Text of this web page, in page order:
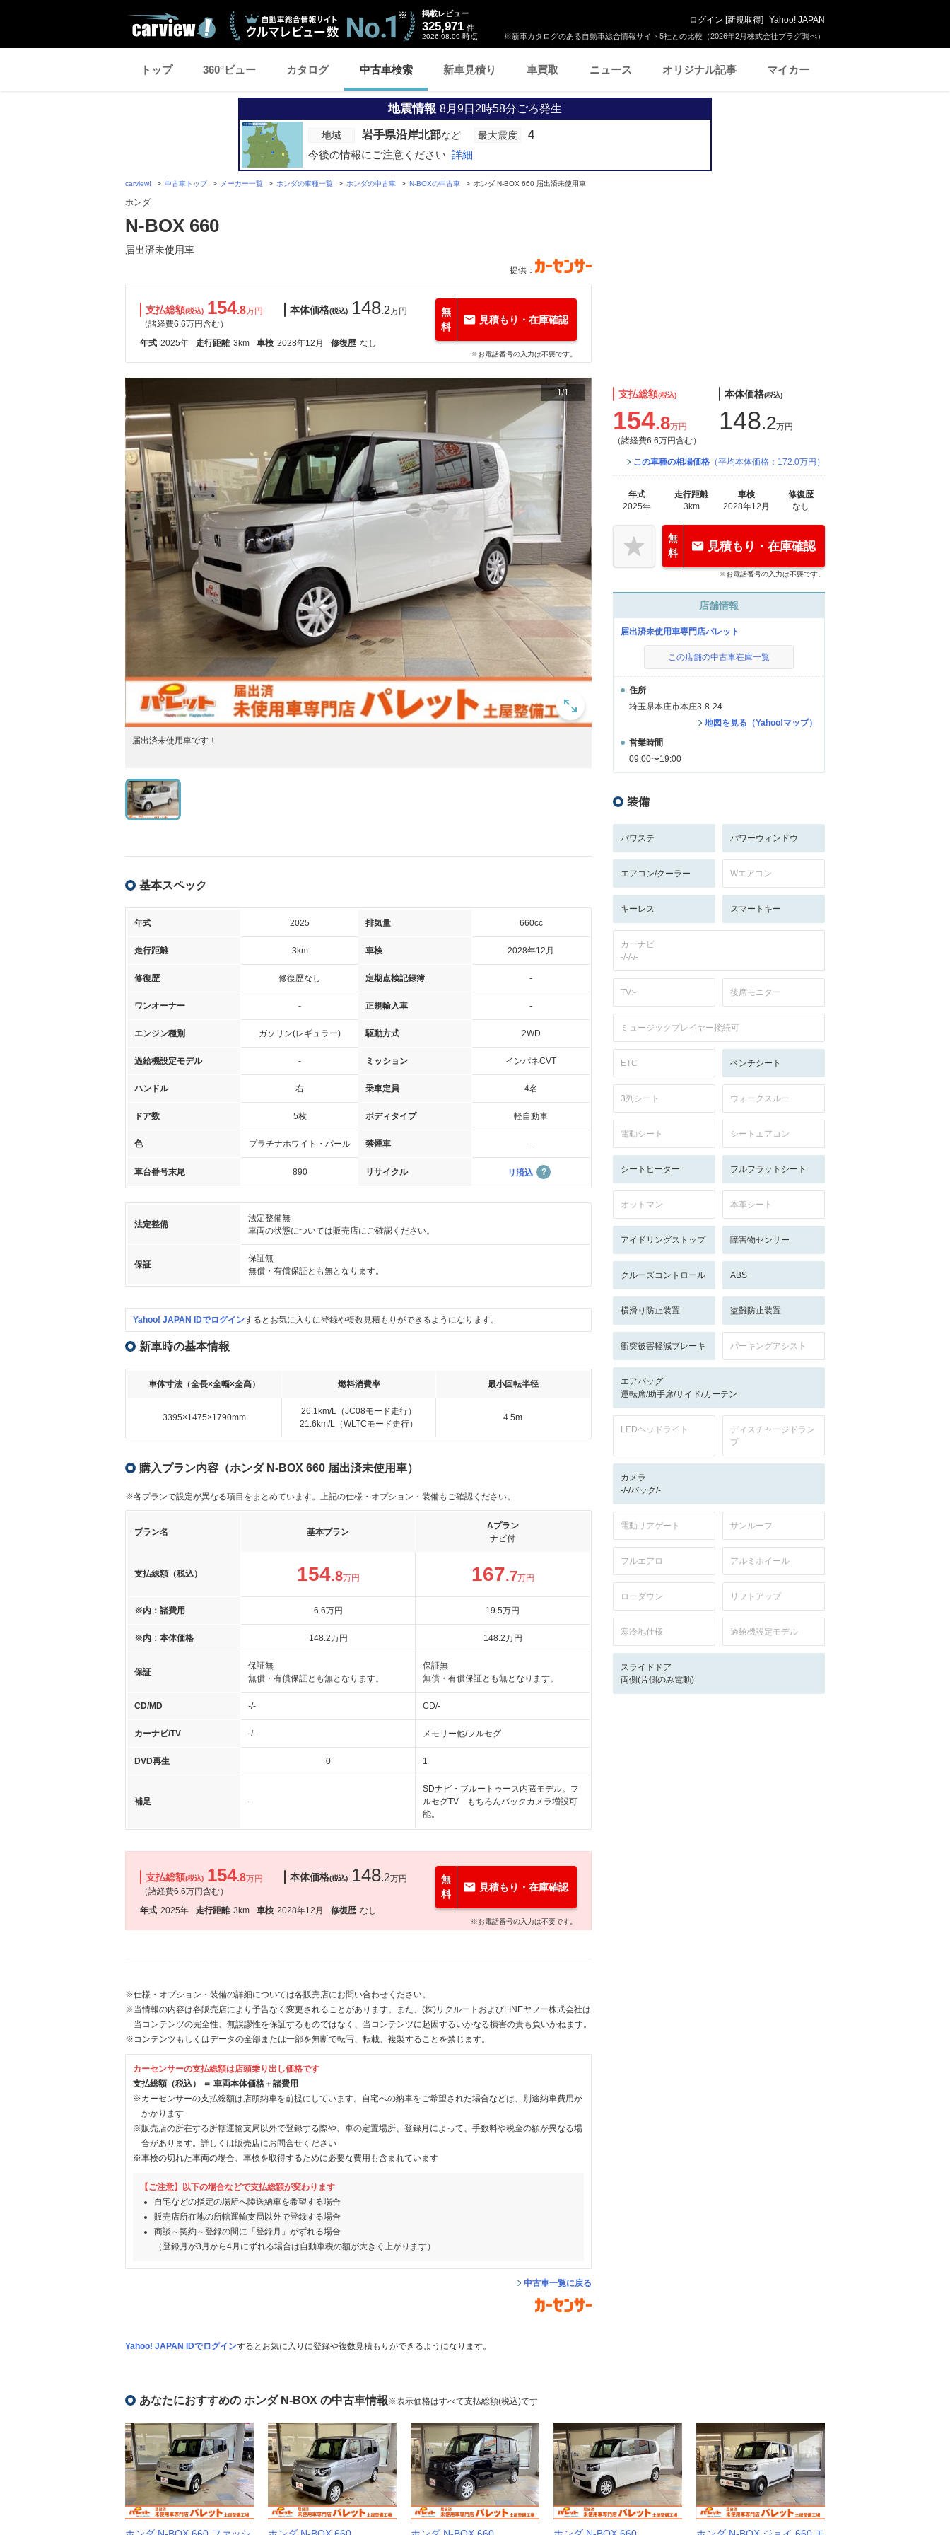
※新車カタログのある自動車総合情報サイト5社との比較（2026年2月株式会社プラグ調べ）
掲載レビュー
325,971 件
2026.08.09 時点
ログイン [新規取得] Yahoo! JAPAN
トップ 360°ビュー カタログ 中古車検索 新車見積り 車買取 ニュース オリジナル記事 マイカー
地震情報 8月9日2時58分ごろ発生
地域 岩手県沿岸北部など 最大震度
4
今後の情報にご注意ください 詳細
carview! 中古車トップ メーカー一覧 ホンダの車種一覧 ホンダの中古車 N-BOXの中古車 ホンダ N-BOX 660 届出済未使用車
ホンダ
N-BOX 660
届出済未使用車
提供：
支払総額(税込) 154.8万円
（諸経費6.6万円含む）
本体価格(税込) 148.2万円
年式 2025年 走行距離 3km 車検 2028年12月 修復歴 なし
無
料
見積もり・在庫確認
※お電話番号の入力は不要です。
1/1
届出済未使用車です！
基本スペック
年式 2025 排気量 660cc
走行距離 3km 車検 2028年12月
修復歴 修復歴なし 定期点検記録簿 -
ワンオーナー - 正規輸入車 -
エンジン種別 ガソリン(レギュラー) 駆動方式 2WD
過給機設定モデル - ミッション インパネCVT
ハンドル 右 乗車定員 4名
ドア数 5枚 ボディタイプ 軽自動車
色 プラチナホワイト・パール 禁煙車 -
車台番号末尾 890 リサイクル リ済込
法定整備
法定整備無
車両の状態については販売店にご確認ください。
保証
保証無
無償・有償保証とも無となります。
Yahoo! JAPAN IDでログインするとお気に入りに登録や複数見積もりができるようになります。
新車時の基本情報
車体寸法（全長×全幅×全高） 燃料消費率 最小回転半径
3395×1475×1790mm
26.1km/L（JC08モード走行）
21.6km/L（WLTCモード走行）
4.5m
購入プラン内容（ホンダ N-BOX 660 届出済未使用車）
※各プランで設定が異なる項目をまとめています。上記の仕様・オプション・装備もご確認ください。
プラン名 基本プラン
Aプラン
ナビ付
支払総額（税込） 154.8万円 167.7万円
※内：諸費用 6.6万円 19.5万円
※内：本体価格 148.2万円 148.2万円
保証
保証無
無償・有償保証とも無となります。
保証無
無償・有償保証とも無となります。
CD/MD -/- CD/-
カーナビ/TV -/- メモリー他/フルセグ
DVD再生 0 1
補足 -
SDナビ・ブルートゥース内蔵モデル。フ
ルセグTV もちろんバックカメラ増設可
能。
支払総額(税込) 154.8万円
（諸経費6.6万円含む）
本体価格(税込) 148.2万円
年式 2025年 走行距離 3km 車検 2028年12月 修復歴 なし
無
料
見積もり・在庫確認
※お電話番号の入力は不要です。
※仕様・オプション・装備の詳細については各販売店にお問い合わせください。
※当情報の内容は各販売店により予告なく変更されることがあります。また、(株)リクルートおよびLINEヤフー株式会社は
当コンテンツの完全性、無誤謬性を保証するものではなく、当コンテンツに起因するいかなる損害の責も負いかねます。
※コンテンツもしくはデータの全部または一部を無断で転写、転載、複製することを禁じます。
カーセンサーの支払総額は店頭乗り出し価格です
支払総額（税込） ＝ 車両本体価格＋諸費用
※カーセンサーの支払総額は店頭納車を前提にしています。自宅への納車をご希望された場合などは、別途納車費用が
かかります
※販売店の所在する所轄運輸支局以外で登録する際や、車の定置場所、登録月によって、手数料や税金の額が異なる場
合があります。詳しくは販売店にお問合せください
※車検の切れた車両の場合、車検を取得するために必要な費用も含まれています
【ご注意】以下の場合などで支払総額が変わります
自宅などの指定の場所へ陸送納車を希望する場合
販売店所在地の所轄運輸支局以外で登録する場合
商談～契約～登録の間に「登録月」がずれる場合
（登録月が3月から4月にずれる場合は自動車税の額が大きく上がります）
中古車一覧に戻る
Yahoo! JAPAN IDでログインするとお気に入りに登録や複数見積もりができるようになります。
支払総額(税込)
154.8万円
（諸経費6.6万円含む）
本体価格(税込)
148.2万円
この車種の相場価格 （平均本体価格：172.0万円）
年式
2025年
走行距離
3km
車検
2028年12月
修復歴
なし
無
料
見積もり・在庫確認
※お電話番号の入力は不要です。
店舗情報
届出済未使用車専門店パレット
この店舗の中古車在庫一覧
住所
埼玉県本庄市本庄3-8-24
地図を見る（Yahoo!マップ）
営業時間
09:00〜19:00
装備
パワステ パワーウィンドウ
エアコン/クーラー Wエアコン
キーレス スマートキー
カーナビ
-/-/-/-
TV:- 後席モニター
ミュージックプレイヤー接続可
ETC ベンチシート
3列シート ウォークスルー
電動シート シートエアコン
シートヒーター フルフラットシート
オットマン 本革シート
アイドリングストップ 障害物センサー
クルーズコントロール ABS
横滑り防止装置 盗難防止装置
衝突被害軽減ブレーキ パーキングアシスト
エアバッグ
運転席/助手席/サイド/カーテン
LEDヘッドライト
ディスチャージドラン
プ
カメラ
-/-/バック/-
電動リアゲート サンルーフ
フルエアロ アルミホイール
ローダウン リフトアップ
寒冷地仕様 過給機設定モデル
スライドドア
両側(片側のみ電動)
あなたにおすすめの ホンダ N-BOX の中古車情報※表示価格はすべて支払総額(税込)です